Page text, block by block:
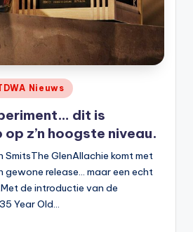
Nieuws
dit is
z’n hoogste niveau.
GlenAllachie komt met
gewone release… maar een echt
de introductie van de
Year Old…